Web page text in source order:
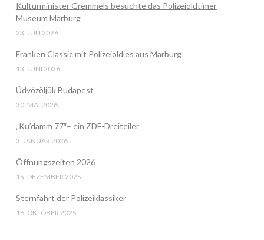
Kulturminister Gremmels besuchte das Polizeioldtimer
Museum Marburg
23. JULI 2026
Franken Classic mit Polizeioldies aus Marburg
13. JUNI 2026
Üdvözöljük Budapest
30. MAI 2026
„Ku’damm 77″– ein ZDF-Dreiteiler
3. JANUAR 2026
Öffnungszeiten 2026
15. DEZEMBER 2025
Sternfahrt der Polizeiklassiker
16. OKTOBER 2025